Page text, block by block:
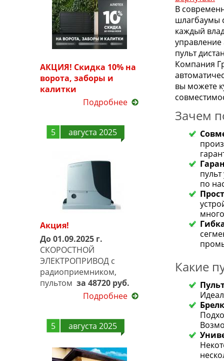
АКЦИЯ! Скидка 10% на
ворота, заборы и
калитки
Подробнее
5 августа 2025
Акция!
До 01.09.2025 г.
СКОРОСТНОЙ
ЭЛЕКТРОПРИВОД с
радиоприемником,
пультом за 48720 руб.
Подробнее
5 августа 2025
В
шлагбаумы
каждый
пульт
Компания
вы можете
Зачем
по
Какие